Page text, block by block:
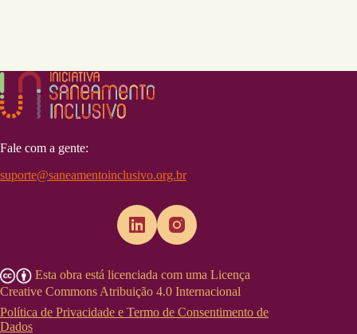
Fale com a gente:
suporte@saneamentoinclusivo.org.br
Esta obra está licenciada com uma Licença
Creative Commons Atribuição 4.0 Internacional
Política de Privacidade e Termo de Consentimento de
Dados